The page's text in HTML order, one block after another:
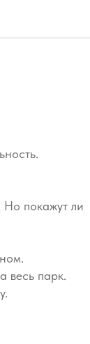
Но покажут ли
весь парк.